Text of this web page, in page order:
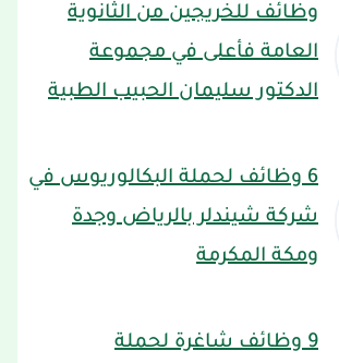
وظائف للخريجين من الثانوية
العامة فأعلى في مجموعة
الدكتور سليمان الحبيب الطبية
6 وظائف لحملة البكالوريوس في
شركة شيندلر بالرياض وجدة
ومكة المكرمة
9 وظائف شاغرة لحملة